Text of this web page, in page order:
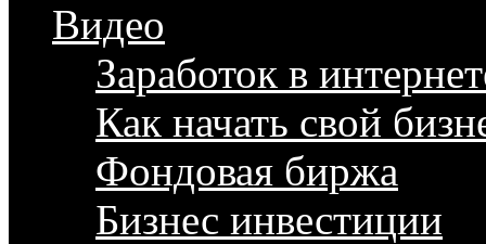
Видео
Заработок в
Как начать свой
Фондовая биржа
Бизнес инвестиции